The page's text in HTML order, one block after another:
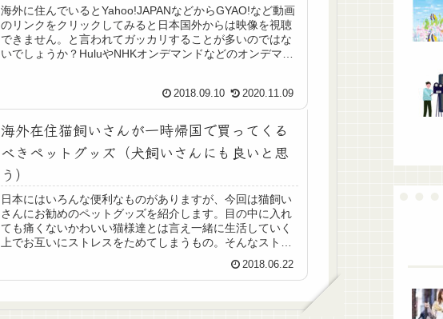
海外に住んでいるとYahoo!JAPANなどからGYAO!など動画
のリンクをクリックしてみると日本国外からは映像を視聴
できません。と言われてガッカリすることが多いのではな
いでしょうか？HuluやNHKオンデマンドなどのオンデマン
2018.09.10 2020.11.09
海外在住猫飼いさんが一時帰国で買ってくる
べきペットグッズ（犬飼いさんにも良いと思
う）
日本にはいろんな便利なものがありますが、今回は猫飼い
さんにお勧めのペットグッズを紹介します。目の中に入れ
ても痛くないかわいい猫様達とは言え一緒に生活していく
上でお互いにストレスをためてしまうもの。そんなストレ
2018.06.22